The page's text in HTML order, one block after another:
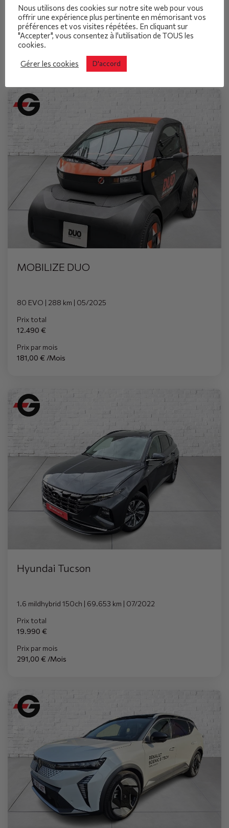
trouver ces véhicules
intéressants
Tous les véhicules
MOBILIZE DUO
80 EVO | 288 km | 05/2025
Prix total
12.490 €
Prix par mois
181,00 € /Mois
Hyundai Tucson
1.6 mildhybrid 150ch | 69.653 km | 07/2022
Prix total
19.990 €
Prix par mois
291,00 € /Mois
Nous utilisons des cookies sur notre site web pour vous
offrir une expérience plus pertinente en mémorisant vos
préférences et vos visites répétées. En cliquant sur
"Accepter", vous consentez à l'utilisation de TOUS les
cookies.
Gérer les cookies D'accord